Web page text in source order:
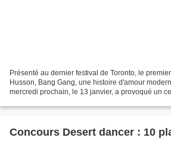
Présenté au dernier festival de Toronto, le
Husson, Bang Gang, une histoire d'amour
mercredi prochain, le 13 janvier, a provoqué un
Concours Desert dancer : 10